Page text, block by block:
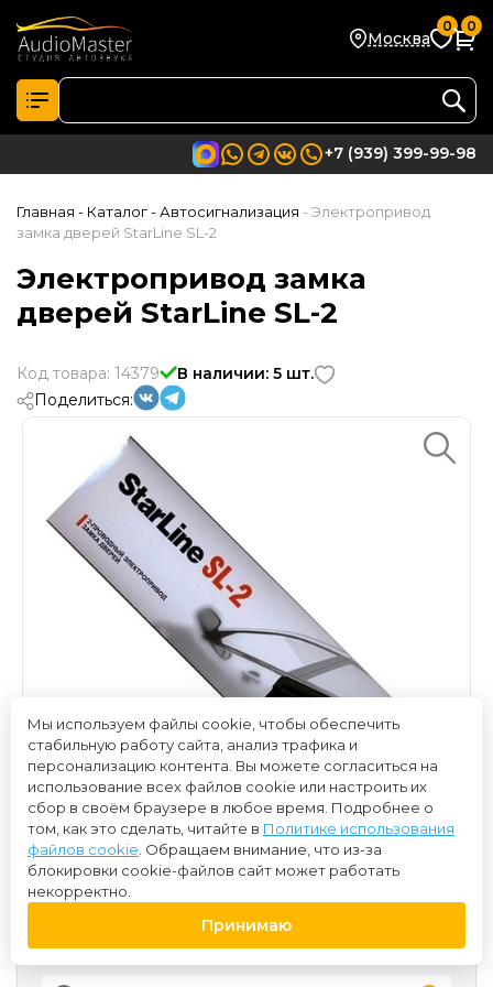
Москва
0 0
+7 (939) 399-99-98
Главная - Каталог- Автосигнализация - Электропривод
замка дверей StarLine SL-2
Электропривод замка
дверей StarLine SL-2
Код товара: 14379
В наличии: 5 шт.
Поделиться:
450 ₽
Мы используем файлы cookie, чтобы обеспечить
стабильную работу сайта, анализ трафика и
персонализацию контента. Вы можете согласиться на
использование всех файлов cookie или настроить их
сбор в своём браузере в любое время. Подробнее о
том, как это сделать, читайте в Политике использования
файлов cookie . Обращаем внимание, что из-за
блокировки cookie-файлов сайт может работать
некорректно.
Принимаю